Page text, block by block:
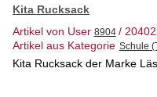
- Material: weiches Nappa
1a Zustand ohne Schäden
gekauft im
Kita Rucksack
Artikel von User
/
Artikel aus Kategorie
Kita Rucksack der Marke